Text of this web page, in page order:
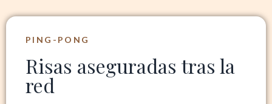
PING-PONG
Risas aseguradas tras la
red